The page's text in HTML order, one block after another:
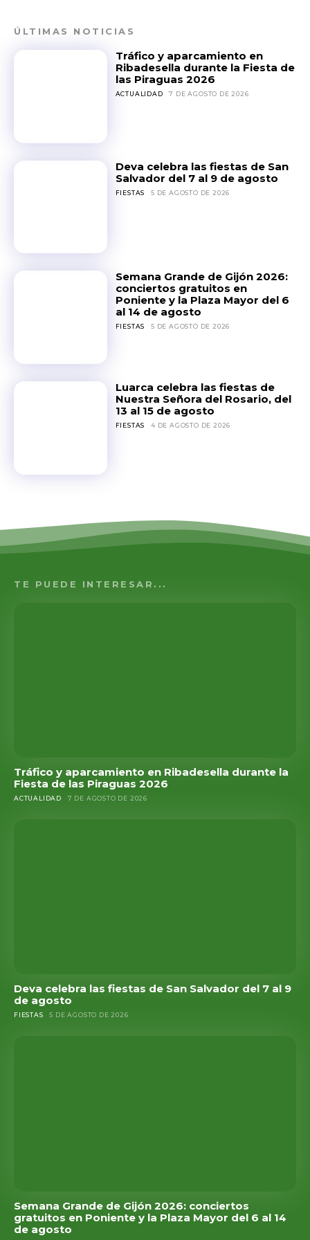
ÚLTIMAS NOTICIAS
Tráfico y aparcamiento en
Ribadesella durante la Fiesta de
las Piraguas 2026
ACTUALIDAD 7 DE AGOSTO DE 2026
Deva celebra las fiestas de San
Salvador del 7 al 9 de agosto
FIESTAS 5 DE AGOSTO DE 2026
Semana Grande de Gijón 2026:
conciertos gratuitos en
Poniente y la Plaza Mayor del 6
al 14 de agosto
FIESTAS 5 DE AGOSTO DE 2026
Luarca celebra las fiestas de
Nuestra Señora del Rosario, del
13 al 15 de agosto
FIESTAS 4 DE AGOSTO DE 2026
TE PUEDE INTERESAR...
Tráfico y aparcamiento en Ribadesella durante la
Fiesta de las Piraguas 2026
ACTUALIDAD 7 DE AGOSTO DE 2026
Deva celebra las fiestas de San Salvador del 7 al 9
de agosto
FIESTAS 5 DE AGOSTO DE 2026
Semana Grande de Gijón 2026: conciertos
gratuitos en Poniente y la Plaza Mayor del 6 al 14
de agosto